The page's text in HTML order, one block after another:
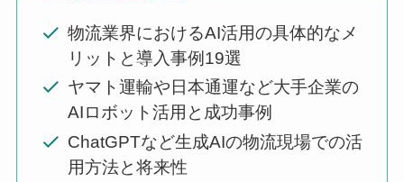
物流業界におけるAI活用の具体的なメ
リットと導入事例19選
ヤマト運輸や日本通運など大手企業の
AIロボット活用と成功事例
ChatGPTなど生成AIの物流現場での活
用方法と将来性